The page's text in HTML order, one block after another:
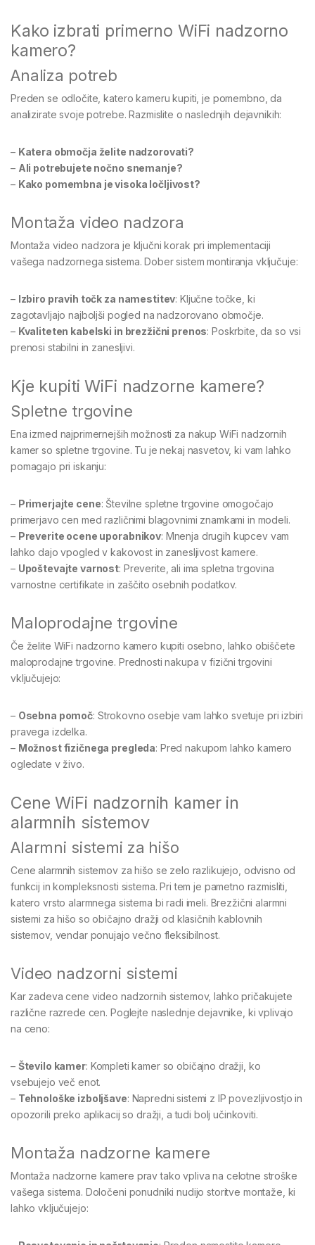
Kako izbrati primerno WiFi nadzorno
kamero?
Analiza potreb
Preden se odločite, katero kameru kupiti, je pomembno, da
analizirate svoje potrebe. Razmislite o naslednjih dejavnikih:
– Katera območja želite nadzorovati?
– Ali potrebujete nočno snemanje?
– Kako pomembna je visoka ločljivost?
Montaža video nadzora
Montaža video nadzora je ključni korak pri implementaciji
vašega nadzornega sistema. Dober sistem montiranja vključuje:
– Izbiro pravih točk za namestitev: Ključne točke, ki
zagotavljajo najboljši pogled na nadzorovano območje.
– Kvaliteten kabelski in brezžični prenos: Poskrbite, da so vsi
prenosi stabilni in zanesljivi.
Kje kupiti WiFi nadzorne kamere?
Spletne trgovine
Ena izmed najprimernejših možnosti za nakup WiFi nadzornih
kamer so spletne trgovine. Tu je nekaj nasvetov, ki vam lahko
pomagajo pri iskanju:
– Primerjajte cene: Številne spletne trgovine omogočajo
primerjavo cen med različnimi blagovnimi znamkami in modeli.
– Preverite ocene uporabnikov: Mnenja drugih kupcev vam
lahko dajo vpogled v kakovost in zanesljivost kamere.
– Upoštevajte varnost: Preverite, ali ima spletna trgovina
varnostne certifikate in zaščito osebnih podatkov.
Maloprodajne trgovine
Če želite WiFi nadzorno kamero kupiti osebno, lahko obiščete
maloprodajne trgovine. Prednosti nakupa v fizični trgovini
vključujejo:
– Osebna pomoč: Strokovno osebje vam lahko svetuje pri izbiri
pravega izdelka.
– Možnost fizičnega pregleda: Pred nakupom lahko kamero
ogledate v živo.
Cene WiFi nadzornih kamer in
alarmnih sistemov
Alarmni sistemi za hišo
Cene alarmnih sistemov za hišo se zelo razlikujejo, odvisno od
funkcij in kompleksnosti sistema. Pri tem je pametno razmisliti,
katero vrsto alarmnega sistema bi radi imeli. Brezžični alarmni
sistemi za hišo so običajno dražji od klasičnih kablovnih
sistemov, vendar ponujajo večno fleksibilnost.
Video nadzorni sistemi
Kar zadeva cene video nadzornih sistemov, lahko pričakujete
različne razrede cen. Poglejte naslednje dejavnike, ki vplivajo
na ceno:
– Število kamer: Kompleti kamer so običajno dražji, ko
vsebujejo več enot.
– Tehnološke izboljšave: Napredni sistemi z IP povezljivostjo in
opozorili preko aplikacij so dražji, a tudi bolj učinkoviti.
Montaža nadzorne kamere
Montaža nadzorne kamere prav tako vpliva na celotne stroške
vašega sistema. Določeni ponudniki nudijo storitve montaže, ki
lahko vključujejo: